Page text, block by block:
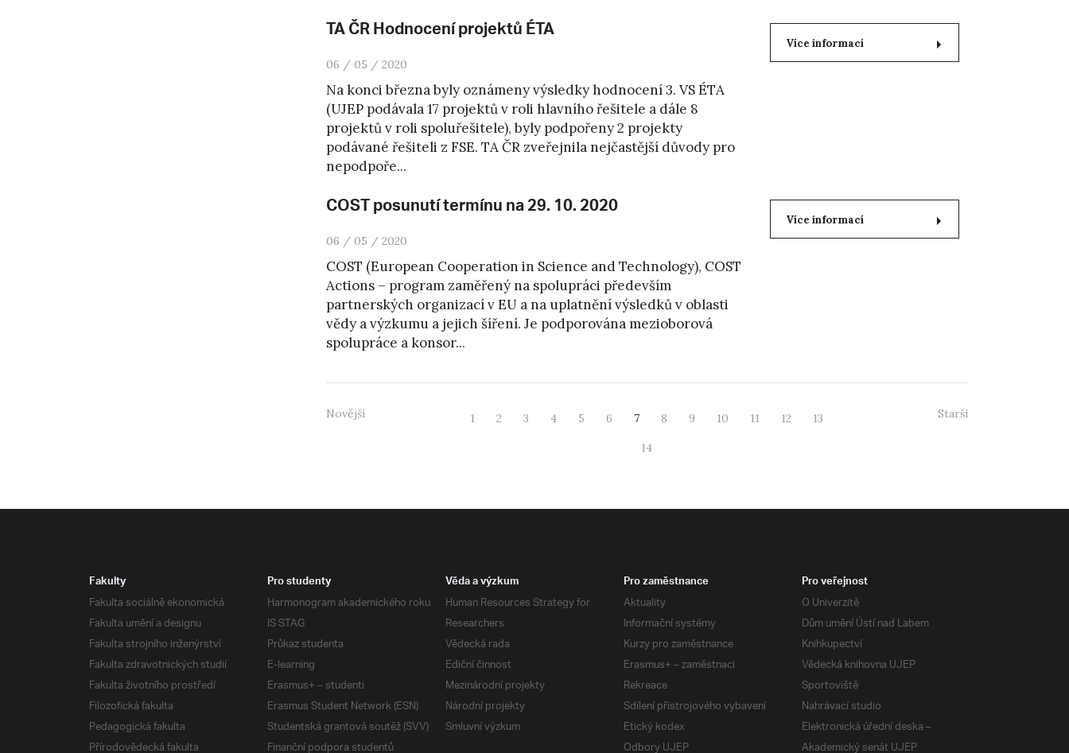
TA ČR Hodnocení projektů ÉTA
06 / 05 / 2020
Na konci března byly oznámeny výsledky hodnocení 3. VS ÉTA
(UJEP podávala 17 projektů v roli hlavního řešitele a dále 8
projektů v roli spoluřešitele), byly podpořeny 2 projekty
podávané řešiteli z FSE. TA ČR zveřejnila nejčastější důvody pro
nepodpoře...
Více informací
COST posunutí termínu na 29. 10. 2020
06 / 05 / 2020
COST (European Cooperation in Science and Technology), COST
Actions – program zaměřený na spolupráci především
partnerských organizací v EU a na uplatnění výsledků v oblasti
vědy a výzkumu a jejich šíření. Je podporována mezioborová
spolupráce a konsor...
Více informací
Novější 1 2 3 4 5 6 7 8 9 10 11 12 13
14
Starší
Fakulty
Fakulta sociálně ekonomická
Fakulta umění a designu
Fakulta strojního inženýrství
Fakulta zdravotnických studií
Fakulta životního prostředí
Filozofická fakulta
Pedagogická fakulta
Přírodovědecká fakulta
Pro studenty
Harmonogram akademického roku
IS STAG
Průkaz studenta
E-learning
Erasmus+ – studenti
Erasmus Student Network (ESN)
Studentská grantová soutěž (SVV)
Finanční podpora studentů
Věda a výzkum
Human Resources Strategy for
Researchers
Vědecká rada
Ediční činnost
Mezinárodní projekty
Národní projekty
Smluvní výzkum
Pro zaměstnance
Aktuality
Informační systémy
Kurzy pro zaměstnance
Erasmus+ – zaměstnaci
Rekreace
Sdílení přístrojového vybavení
Etický kodex
Odbory UJEP
Pro veřejnost
O Univerzitě
Dům umění Ústí nad Labem
Knihkupectví
Vědecká knihovna UJEP
Sportoviště
Nahrávací studio
Elektronická úřední deska –
Akademický senát UJEP